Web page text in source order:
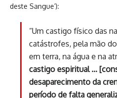
deste Sangue’):
“Um castigo físico das
catástrofes, pela mão
em terra, na água e na
castigo espiritual …
desaparecimento da
período de falta